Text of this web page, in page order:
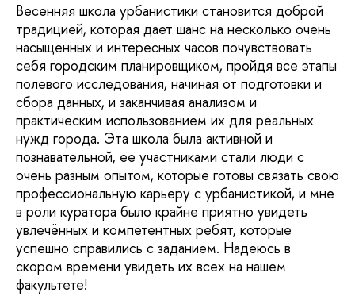
Весенняя школа урбанистики становится доброй
традицией, которая дает шанс на несколько очень
насыщенных и интересных часов почувствовать
себя городским планировщиком, пройдя все этапы
полевого исследования, начиная от подготовки и
сбора данных, и заканчивая анализом и
практическим использованием их для реальных
нужд города. Эта школа была активной и
познавательной, ее участниками стали люди с
очень разным опытом, которые готовы связать свою
профессиональную карьеру с урбанистикой, и мне
в роли куратора было крайне приятно увидеть
увлечённых и компетентных ребят, которые
успешно справились с заданием. Надеюсь в
скором времени увидеть их всех на нашем
факультете!